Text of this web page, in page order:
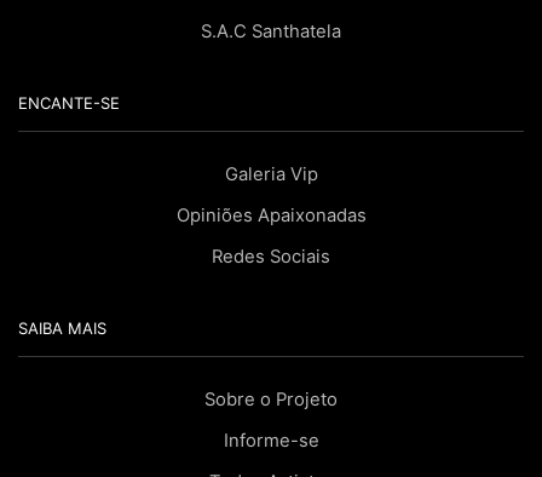
S.A.C Santhatela
ENCANTE-SE
Galeria Vip
Opiniões Apaixonadas
Redes Sociais
SAIBA MAIS
Sobre o Projeto
Informe-se